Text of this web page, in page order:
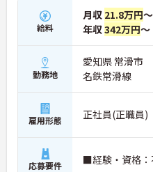
給料
月収 21.8万円
年収342万円～
勤務地
愛知県 常滑市
名鉄常滑線
雇用形態 正社員(正職員)
応募要件 ■経験・資格：